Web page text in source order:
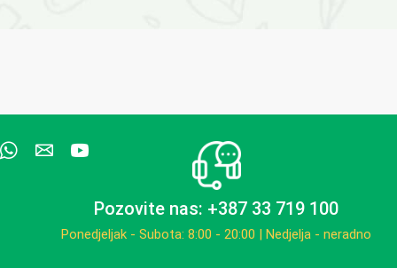
Pozovite nas: +387 33 719 100
Ponedjeljak - Subota: 8:00 - 20:00 | Nedjelja - neradno